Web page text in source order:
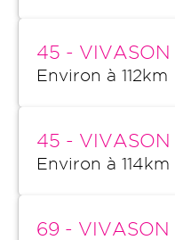
45 - VIVASON
Environ à 112km
45 - VIVASON
Environ à 114km
69 - VIVASON